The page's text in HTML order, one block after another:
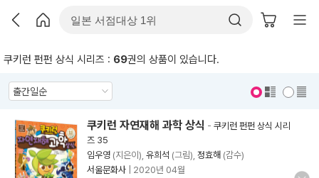
쿠키런 펀펀 상식 시리즈 : 69권의 상품이 있습니다.
쿠키런 자연재해 과학 상식 - 쿠키런 펀펀 상식 시리
즈 35
임우영 (지은이), 유희석 (그림), 정효해 (감수)
서울문화사
2020년 04월